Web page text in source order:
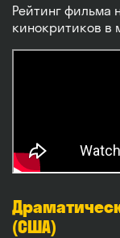
Рейтинг фильма
кинокритиков в
(США)